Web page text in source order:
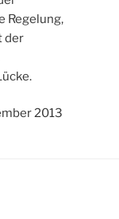
Regelung,
der
2013